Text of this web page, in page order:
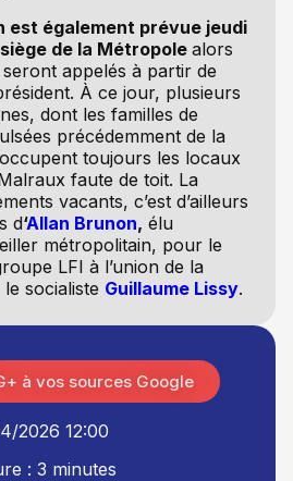
est également prévue jeudi
de la Métropole alors
appelés à partir de
À ce jour, plusieurs
dont les familles de
précédemment de la
toujours les locaux
faute de toit. La
vacants, c’est d’ailleurs
d‘Allan Brunon, élu
métropolitain, pour le
LFI à l’union de la
socialiste Guillaume Lissy.
2026 12:00
: 3 minutes
à vos sources Google